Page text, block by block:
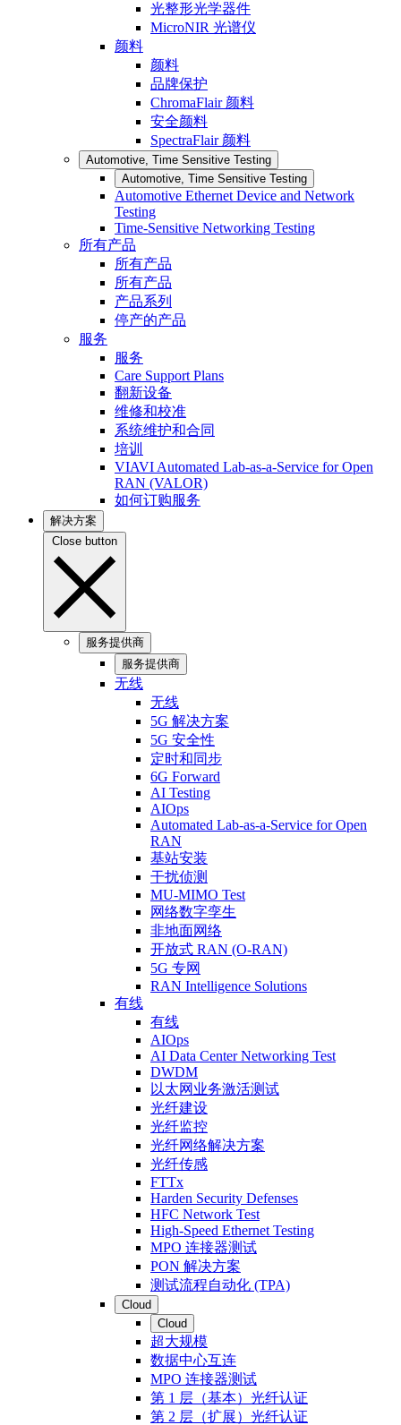
光整形光学器件
MicroNIR 光谱仪
颜料
颜料
品牌保护
ChromaFlair 颜料
安全颜料
SpectraFlair 颜料
Automotive, Time Sensitive Testing
Automotive, Time Sensitive Testing
Automotive Ethernet Device and Network
Testing
Time-Sensitive Networking Testing
所有产品
所有产品
所有产品
产品系列
停产的产品
服务
服务
Care Support Plans
翻新设备
维修和校准
系统维护和合同
培训
VIAVI Automated Lab-as-a-Service for Open
RAN (VALOR)
如何订购服务
解决方案
Close button
服务提供商
服务提供商
无线
无线
5G 解决方案
5G 安全性
定时和同步
6G Forward
AI Testing
AIOps
Automated Lab-as-a-Service for Open
RAN
基站安装
干扰侦测
MU-MIMO Test
网络数字孪生
非地面网络
开放式 RAN (O-RAN)
5G 专网
RAN Intelligence Solutions
有线
有线
AIOps
AI Data Center Networking Test
DWDM
以太网业务激活测试
光纤建设
光纤监控
光纤网络解决方案
光纤传感
FTTx
Harden Security Defenses
HFC Network Test
High-Speed Ethernet Testing
MPO 连接器测试
PON 解决方案
测试流程自动化 (TPA)
Cloud
Cloud
超大规模
数据中心互连
MPO 连接器测试
第 1 层（基本）光纤认证
第 2 层（扩展）光纤认证